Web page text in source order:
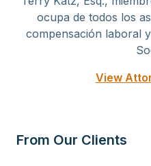
ocupa de todos los
compensación laboral
View
From Our Clients